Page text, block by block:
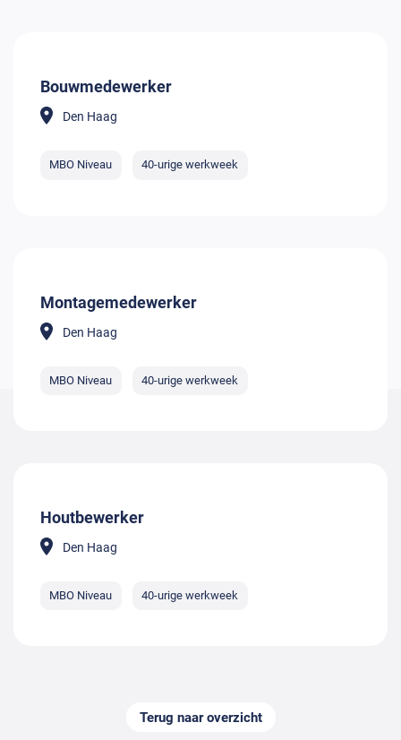
Bouwmedewerker
Den Haag
MBO Niveau 40-urige werkweek
Montagemedewerker
Den Haag
MBO Niveau 40-urige werkweek
Houtbewerker
Den Haag
MBO Niveau 40-urige werkweek
Terug naar overzicht